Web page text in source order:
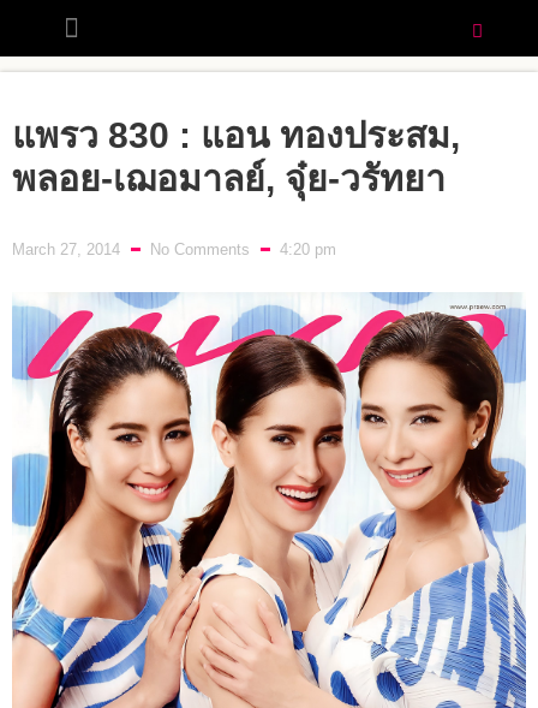
แพรว 830 : แอน ทองประสม,
พลอย-เฌอมาลย์, จุ๋ย-วรัทยา
March 27, 2014 No Comments 4:20 pm